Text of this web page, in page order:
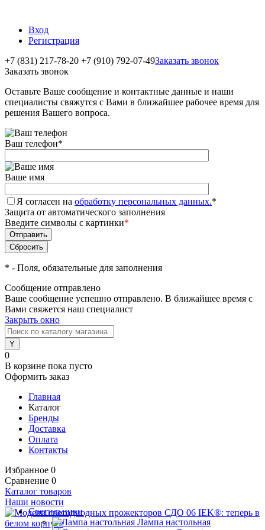
Вход
Регистрация
+7 (831) 217-78-20 +7 (910) 792-07-49Заказать звонок
Заказать звонок
Оставьте Ваше сообщение и контактные данные и наши
специалисты свяжутся с Вами в ближайшее рабочее время для
решения Вашего вопроса.
Ваш телефон*
Ваше имя
Я согласен на обработку персональных данных.*
Защита от автоматического заполнения
Введите символы с картинки*
* - Поля, обязательные для заполнения
Сообщение отправлено
Ваше сообщение успешно отправлено. В ближайшее время с
Вами свяжется наш специалист
Закрыть окно
0
В корзине пока пусто
Оформить заказ
Главная
Каталог
Бренды
Доставка
Оплата
Контакты
Избранное 0
Сравнение 0
Каталог товаров
Светильники
Лампа настольная
Наши новости